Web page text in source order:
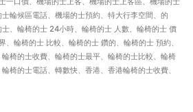
士輪候區電話、 機場的士預約、 特大行李空間、 的
士、 輪椅的士 24小時、 輪椅的士 人數、 輪椅的士 價
、 輪椅的士 比較、 輪椅的士 鑽的、 輪椅的士 預約、
輪椅的士收費、 輪椅的士最平、 輪椅的士比較、 輪椅
輪椅的士電話、 轉數快、 香港、 香港輪椅的士收費、